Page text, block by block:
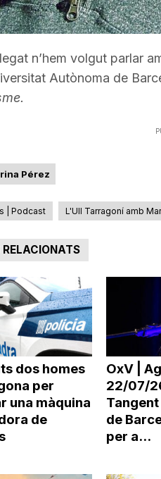
a
n’hem volgut parlar
Autònoma de
Pérez
| Podcast L'Ull Tarragoní amb
dos homes
per
una màquina
de
OxV |
22/07/
Tangent
de
per a...